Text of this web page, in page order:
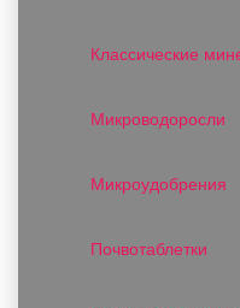
Классические
Микроводоросли
Микроудобрения
Почвотаблетки